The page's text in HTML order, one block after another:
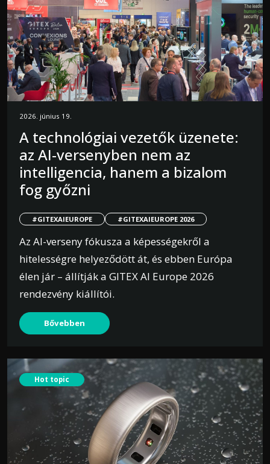
2026. június 19.
A technológiai vezetők üzenete:
az AI-versenyben nem az
intelligencia, hanem a bizalom
fog győzni
#GITEXAIEUROPE #GITEXAIEUROPE 2026
Az AI-verseny fókusza a képességekről a
hitelességre helyeződött át, és ebben Európa
élen jár – állítják a GITEX AI Europe 2026
rendezvény kiállítói.
Bővebben
Hot topic